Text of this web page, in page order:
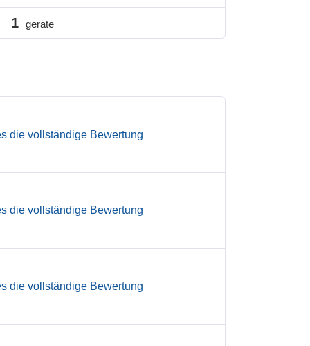
1 geräte
die vollständige Bewertung
die vollständige Bewertung
die vollständige Bewertung